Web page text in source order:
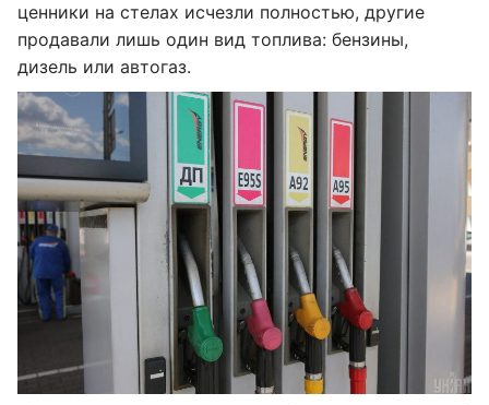
ценники на стелах исчезли полностью, другие
продавали лишь один вид топлива: бензины,
дизель или автогаз.